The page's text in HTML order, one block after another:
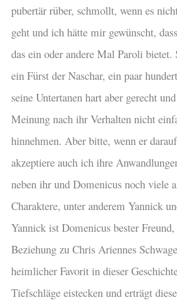
pubertär rüber, schmollt, wenn es
geht und ich hätte mir gewünscht,
das ein oder andere Mal Paroli
ein Fürst der Naschar, ein paar
seine Untertanen hart aber gerecht
Meinung nach ihr Verhalten nicht
hinnehmen. Aber bitte, wenn er
akzeptiere auch ich ihre
neben ihr und Domenicus noch viele
Charaktere, unter anderem Yannick
Yannick ist Domenicus bester
Beziehung zu Chris Ariennes
heimlicher Favorit in dieser
Tiefschläge eistecken und erträgt